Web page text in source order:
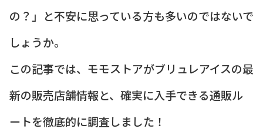
の？」と不安に思っている方も多いのではないで
しょうか。
この記事では、モモストアがブリュレアイスの最
新の販売店舗情報と、確実に入手できる通販ル
ートを徹底的に調査しました！